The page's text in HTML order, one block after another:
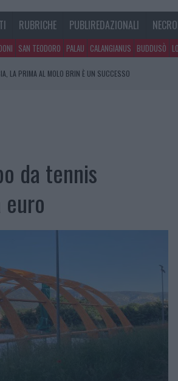
RUBRICHE PUBLIREDAZIONALI
SAN TEODORO PALAU CALANGIANUS BUDDUSÒ
FERITO IL CONDUCENTE
ALLE PORTE
da tennis